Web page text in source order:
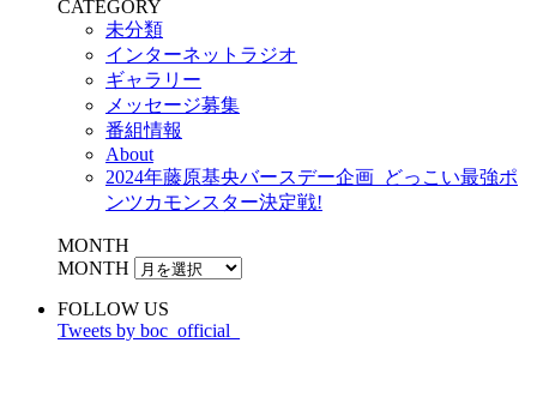
CATEGORY
未分類
インターネットラジオ
ギャラリー
メッセージ募集
番組情報
About
2024年藤原基央バースデー企画_どっこい最強ポ
ンツカモンスター決定戦!
MONTH
MONTH
FOLLOW US
Tweets by boc_official_